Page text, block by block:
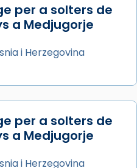
Juliana i
per a solters de
a Medjugorje
i Herzegovina
per a solters de
a Medjugorje
i Herzegovina